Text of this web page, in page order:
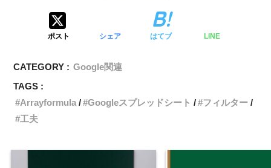
ポスト シェア はてブ LINE
CATEGORY : Google関連
TAGS :
Arrayformula
Googleスプレッドシート
フィルター
工夫